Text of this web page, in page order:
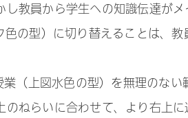
教員から学生への知識伝達が
の型）に切り替えることは、教
（上図水色の型）を無理のない
ねらいに合わせて、より右上